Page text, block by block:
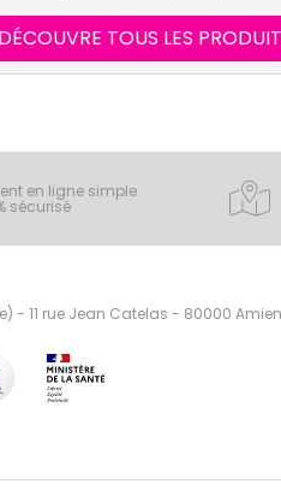
des produits et une
qualité.
TOUS LES
en ligne simple
sécurisé
- 11 rue Jean Catelas - 80000